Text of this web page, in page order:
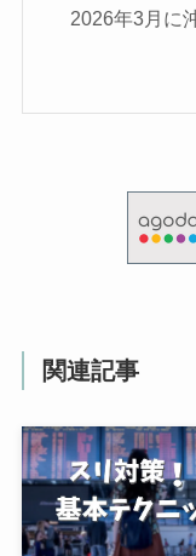
2026年3月に
関連記事